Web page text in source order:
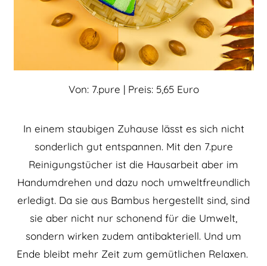
Von: 7.pure | Preis: 5,65 Euro
In einem staubigen Zuhause lässt es sich nicht
sonderlich gut entspannen. Mit den 7.pure
Reinigungstücher ist die Hausarbeit aber im
Handumdrehen und dazu noch umweltfreundlich
erledigt. Da sie aus Bambus hergestellt sind, sind
sie aber nicht nur schonend für die Umwelt,
sondern wirken zudem antibakteriell. Und um
Ende bleibt mehr Zeit zum gemütlichen Relaxen.